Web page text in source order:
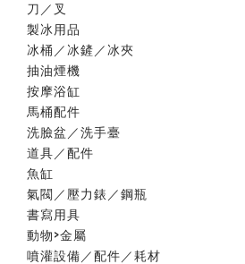
刀／叉
製冰用品
冰桶／冰鏟／冰夾
抽油煙機
按摩浴缸
馬桶配件
洗臉盆／洗手臺
道具／配件
魚缸
氣閥／壓力錶／鋼瓶
書寫用具
動物>金屬
噴灌設備／配件／耗材